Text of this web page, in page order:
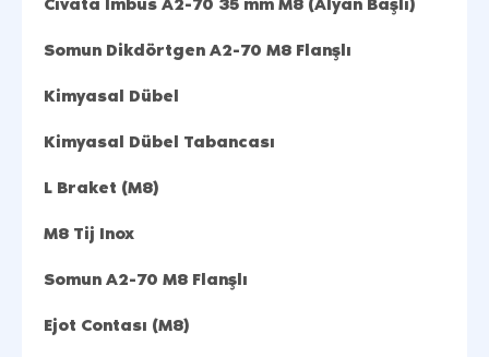
Somun Dikdörtgen A2-70 M8 Flanşlı
Kimyasal Dübel
Kimyasal Dübel Tabancası
L Braket (M8)
M8 Tij Inox
Somun A2-70 M8 Flanşlı
Ejot Contası (M8)